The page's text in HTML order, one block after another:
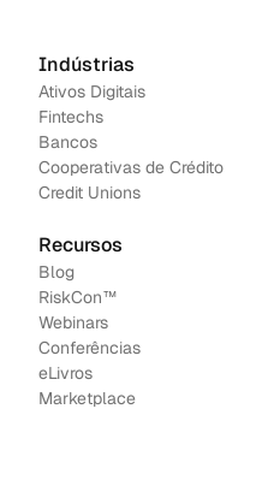
Indústrias
Ativos Digitais
Fintechs
Bancos
Cooperativas de Crédito
Credit Unions
Recursos
Blog
RiskCon™
Webinars
Conferências
eLivros
Marketplace